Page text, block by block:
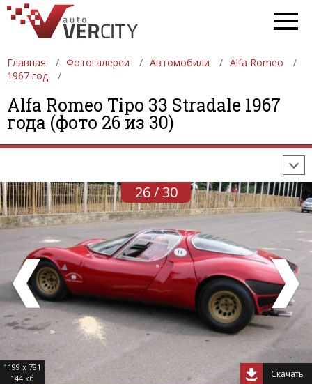
Главная Фотогалереи Автомобили
Alfa Romeo
1967 год
Alfa Romeo Tipo 33 Stradale 1967
года (фото 26 из 30)
ФОТОГАЛЕРЕИ АВТОМОБИЛИ
ДЕВУШКИ
АВТОСАЛОНЫ
ФОРМУЛА-1
26 / 30
1199 x 781
144 кб
Скачать